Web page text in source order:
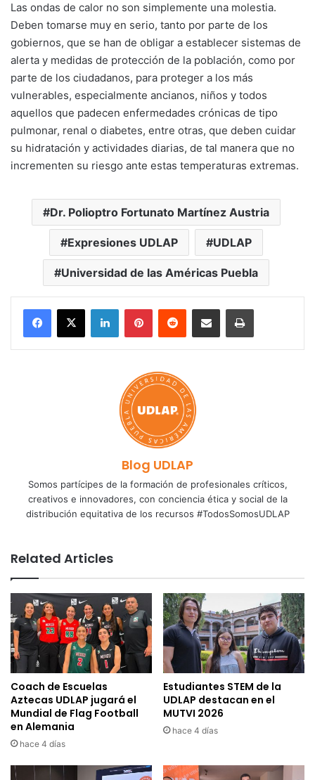
Las ondas de calor no son simplemente una molestia.
Deben tomarse muy en serio, tanto por parte de los
gobiernos, que se han de obligar a establecer sistemas de
alerta y medidas de protección de la población, como por
parte de los ciudadanos, para proteger a los más
vulnerables, especialmente ancianos, niños y todos
aquellos que padecen enfermedades crónicas de tipo
pulmonar, renal o diabetes, entre otras, que deben cuidar
su hidratación y actividades diarias, de tal manera que no
incrementen su riesgo ante estas temperaturas extremas.
Dr. Polioptro Fortunato Martínez Austria
Expresiones UDLAP UDLAP
Universidad de las Américas Puebla
LinkedInPinterestReddit Share via Email Print
Blog UDLAP
Somos partícipes de la formación de profesionales críticos,
creativos e innovadores, con conciencia ética y social de la
distribución equitativa de los recursos #TodosSomosUDLAP
Related Articles
Coach de Escuelas
Aztecas UDLAP jugará el
Mundial de Flag Football
en Alemania
hace 4 días
Estudiantes STEM de la
UDLAP destacan en el
MUTVI 2026
hace 4 días